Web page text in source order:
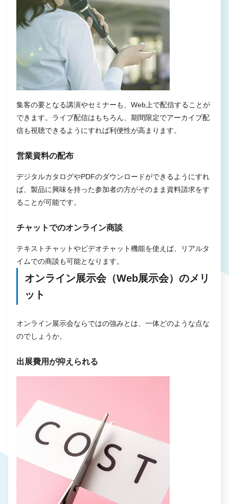
集客の要となる講演やセミナーも、Web上で配信することが
できます。ライブ配信はもちろん、期間限定でアーカイブ配
信も視聴できるようにすれば利便性が高まります。
営業資料の配布
デジタルカタログやPDFのダウンロードができるようにすれ
ば、製品に興味を持った参加者の方がそのまま資料請求をす
ることが可能です。
チャットでのオンライン商談
テキストチャットやビデオチャット機能を使えば、リアルタ
イムでの商談も可能となります。
オンライン展示会（Web展示会）のメリ
ット
オンライン展示会ならではの強みとは、一体どのような点な
のでしょうか。
出展費用が抑えられる